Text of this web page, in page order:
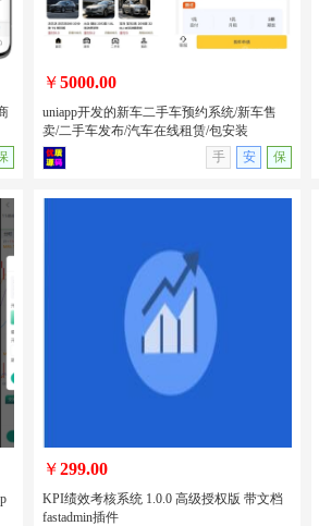
无演示
uniapp开发的新车二手车预约系统/新车
售卖/二手车发布/汽车在线租赁/包安装
￥5000.00
uniapp开发的新车二手车预约系统/新车售
卖/二手车发布/汽车在线租赁/包安装
手
安 保
￥299.00
KPI绩效考核系统 1.0.0 高级授权版 带文档
fastadmin插件